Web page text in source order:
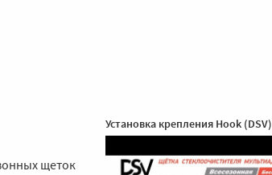
Установка крепления Hook (DSV)
щеток